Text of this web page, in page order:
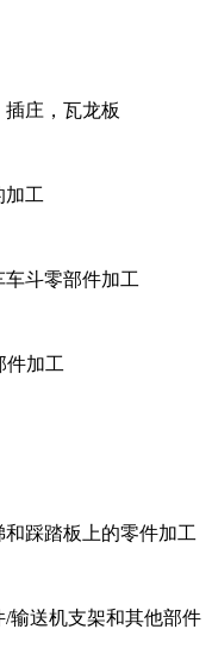
庄，瓦龙板
加工
斗零部件加工
件加工
踩踏板上的零件加工
/输送机支架和其他部件